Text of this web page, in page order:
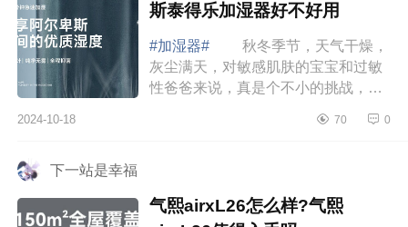
斯泰得乐加湿器好不好用
#加湿器#
秋冬季节，天气干燥，
灰尘满天，对敏感肌肤的宝宝和过敏
性爸爸来说，真是个不小的挑战，还
为大家介绍下斯泰得乐加湿器哪款性
2024-10-18 70 0
下一站是幸福
气熙airxL26怎么样?气熙